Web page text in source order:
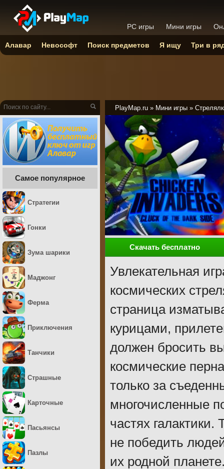
PlayMap.ru » Мини игры »
Скачать бесплатно
Увлекательная
космических
страница
курицами,
должен бросить
космические
только за
многочисленные
частях
не победить
их родной
Самое популярное
Стратегии
Гонки
Зума шарики
Маджонг
Ферма
Приключения
Танчики
Страшные
Карточные
Пасьянсы
Пазлы
PC игры Мини игры
Алавар Невософт Поиск предметов Я ищу Три в